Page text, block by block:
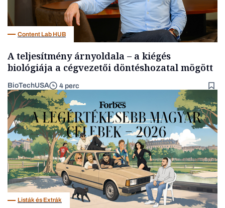
Content Lab HUB
A teljesítmény árnyoldala – a kiégés
biológiája a cégvezetői döntéshozatal mögött
BioTechUSA 4 perc
Listák és Extrák